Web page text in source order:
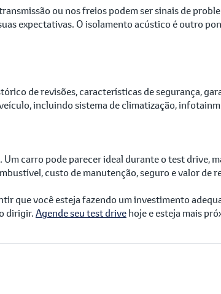
ou nos freios podem ser sinais de
expectativas. O isolamento acústico é outro
de revisões, características de segurança,
incluindo sistema de climatização,
carro pode parecer ideal durante o test drive,
custo de manutenção, seguro e valor de
que você esteja fazendo um investimento
dirigir.Agende seu test drivehoje e esteja mais